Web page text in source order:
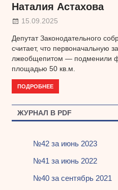
Наталия Астахова
15.09.2025
Депутат Законодательного
считает, что первоначальную
лжеобщепитом — подменили
площадью 50 кв.м.
ПОДРОБНЕЕ
ЖУРНАЛ В PDF
№42 за июнь 2023
№41 за июнь 2022
№40 за сентябрь 2021